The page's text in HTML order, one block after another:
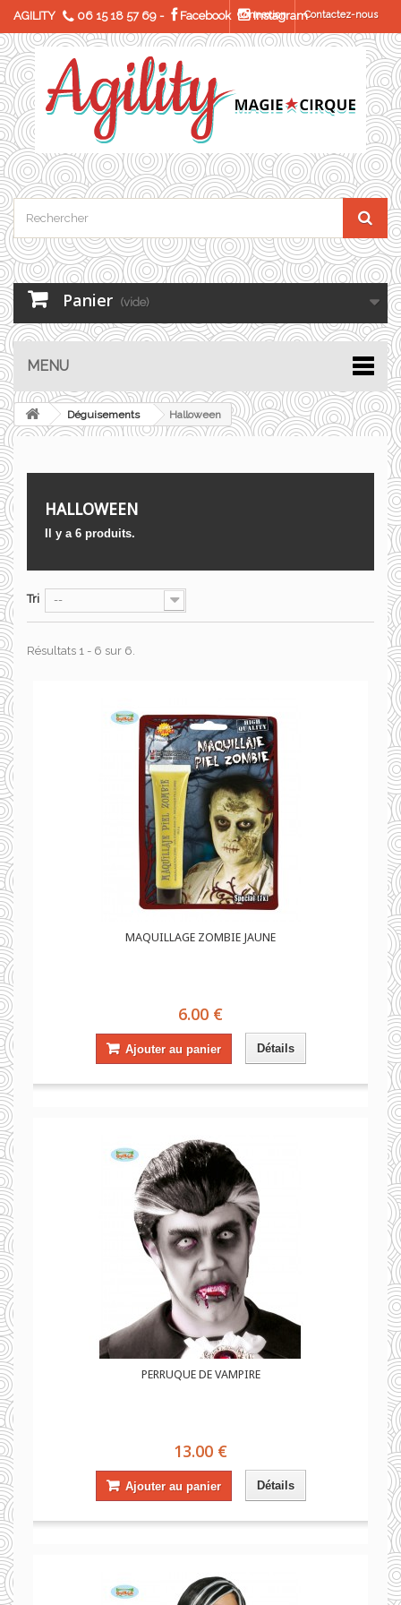
AGILITY 06 15 18 57 69 - Facebook InstagramContactez-nous
Connexion
Panier (vide)
MENU
Déguisements Halloween
HALLOWEEN
Il y a 6 produits.
Tri --
Résultats 1 - 6 sur 6.
MAQUILLAGE ZOMBIE JAUNE
6.00 €
Ajouter au panier Détails
PERRUQUE DE VAMPIRE
13.00 €
Ajouter au panier Détails